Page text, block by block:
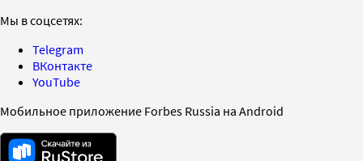
Мы в соцсетях:
Telegram
ВКонтакте
YouTube
Мобильное приложение Forbes Russia на Android